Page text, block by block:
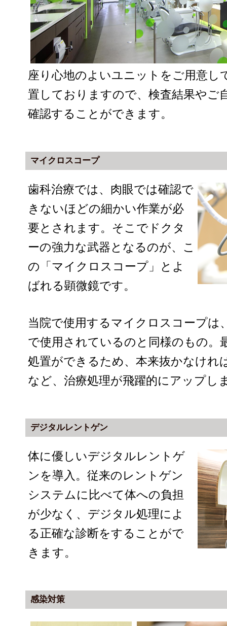
座り心地のよいユニットをご用意し
置しておりますので、検査結果やご
確認することができます。
マイクロスコープ
歯科治療では、肉眼では確認で
きないほどの細かい作業が必
要とされます。そこでドクタ
ーの強力な武器となるのが、こ
の「マイクロスコープ」とよ
ばれる顕微鏡です。
当院で使用するマイクロスコープは
で使用されているのと同様のもの。
処置ができるため、本来抜かなけれ
など、治療処理が飛躍的にアップし
デジタルレントゲン
体に優しいデジタルレントゲ
ンを導入。従来のレントゲン
システムに比べて体への負担
が少なく、デジタル処理によ
る正確な診断をすることがで
きます。
感染対策